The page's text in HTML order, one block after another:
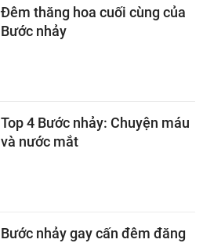
Đêm thăng hoa cuối cùng của
Bước nhảy
Top 4 Bước nhảy: Chuyện máu
và nước mắt
Bước nhảy gay cấn đêm đăng